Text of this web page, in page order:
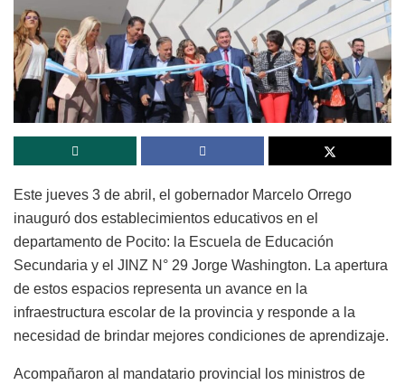
Este jueves 3 de abril, el gobernador Marcelo Orrego
inauguró dos establecimientos educativos en el
departamento de Pocito: la Escuela de Educación
Secundaria y el JINZ N° 29 Jorge Washington. La apertura
de estos espacios representa un avance en la
infraestructura escolar de la provincia y responde a la
necesidad de brindar mejores condiciones de aprendizaje.
Acompañaron al mandatario provincial los ministros de